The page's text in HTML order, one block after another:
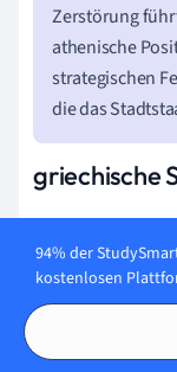
Zerstörung
athenische
strategischen
die das
griechische
Die
Handel der
kommerzielle
Wichtige
waren die
94% der
kostenlosen